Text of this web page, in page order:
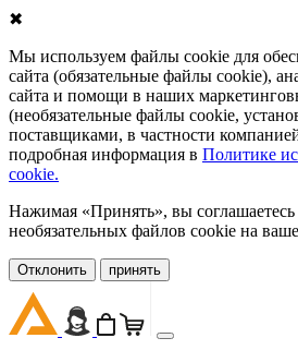
✖
Мы используем файлы cookie для
сайта (обязательные файлы cookie),
сайта и помощи в наших
(необязательные файлы cookie,
поставщиками, в частности
подробная информация в Политике
cookie.
Нажимая «Принять», вы соглашаетесь
необязательных файлов cookie на
Oтклонить принять